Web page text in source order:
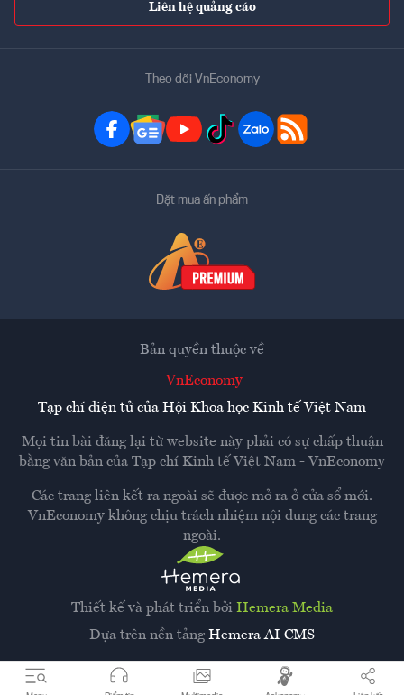
Liên hệ quảng cáo
Theo dõi VnEconomy
Đặt mua ấn phẩm
Thiết kế và phát triển bởi Hemera Media
Dựa trên nền tảng Hemera AI CMS
Bản quyền thuộc về
VnEconomy
Tạp chí điện tử của Hội Khoa học Kinh tế Việt Nam
Mọi tin bài đăng lại từ website này phải có sự chấp thuận
bằng văn bản của Tạp chí Kinh tế Việt Nam - VnEconomy
Các trang liên kết ra ngoài sẽ được mở ra ở cửa sổ mới.
VnEconomy không chịu trách nhiệm nội dung các trang
ngoài.